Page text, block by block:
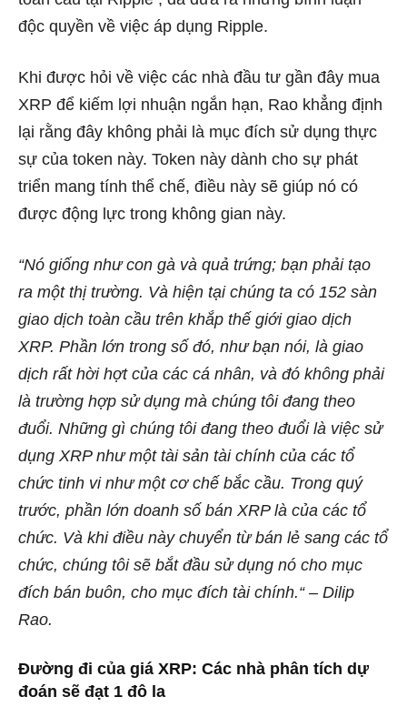
độc quyền về việc áp dụng Ripple.
Khi được hỏi về việc các nhà đầu tư gần đây mua
XRP để kiếm lợi nhuận ngắn hạn, Rao khẳng định
lại rằng đây không phải là mục đích sử dụng thực
sự của token này. Token này dành cho sự phát
triển mang tính thể chế, điều này sẽ giúp nó có
được động lực trong không gian này.
“Nó giống như con gà và quả trứng; bạn phải tạo
ra một thị trường. Và hiện tại chúng ta có 152 sàn
giao dịch toàn cầu trên khắp thế giới giao dịch
XRP. Phần lớn trong số đó, như bạn nói, là giao
dịch rất hời hợt của các cá nhân, và đó không phải
là trường hợp sử dụng mà chúng tôi đang theo
đuổi. Những gì chúng tôi đang theo đuổi là việc sử
dụng XRP như một tài sản tài chính của các tổ
chức tinh vi như một cơ chế bắc cầu. Trong quý
trước, phần lớn doanh số bán XRP là của các tổ
chức. Và khi điều này chuyển từ bán lẻ sang các tổ
chức, chúng tôi sẽ bắt đầu sử dụng nó cho mục
đích bán buôn, cho mục đích tài chính.“ – Dilip
Rao.
Đường đi của giá XRP: Các nhà phân tích dự
đoán sẽ đạt 1 đô la